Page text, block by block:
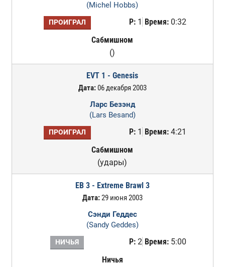
(Michel Hobbs)
ПРОИГРАЛ Р:1 Время:0:32
Сабмишном
()
EVT 1 - Genesis
Дата:06 декабря 2003
Ларс Безэнд
(Lars Besand)
ПРОИГРАЛ Р:1 Время:4:21
Сабмишном
(удары)
EB 3 - Extreme Brawl 3
Дата:29 июня 2003
Сэнди Геддес
(Sandy Geddes)
НИЧЬЯ Р:2 Время:5:00
Ничья